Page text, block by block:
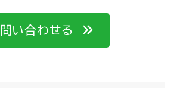
問い合わせる